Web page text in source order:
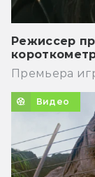
Режиссер
Премьера
Видео